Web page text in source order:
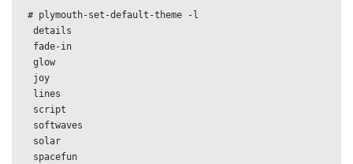
# plymouth-set-default-theme -l
details
fade-in
glow
joy
lines
script
softwaves
solar
spacefun